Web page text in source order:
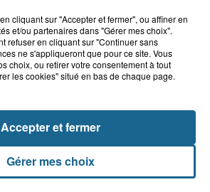
cliquant sur "Accepter et fermer", ou affiner en
et/ou partenaires dans "Gérer mes choix".
refuser en cliquant sur "Continuer sans
ne s'appliqueront que pour ce site. Vous
choix, ou retirer votre consentement à tout
les cookies" situé en bas de chaque page.
Gérer mes choix
Accepter et fermer